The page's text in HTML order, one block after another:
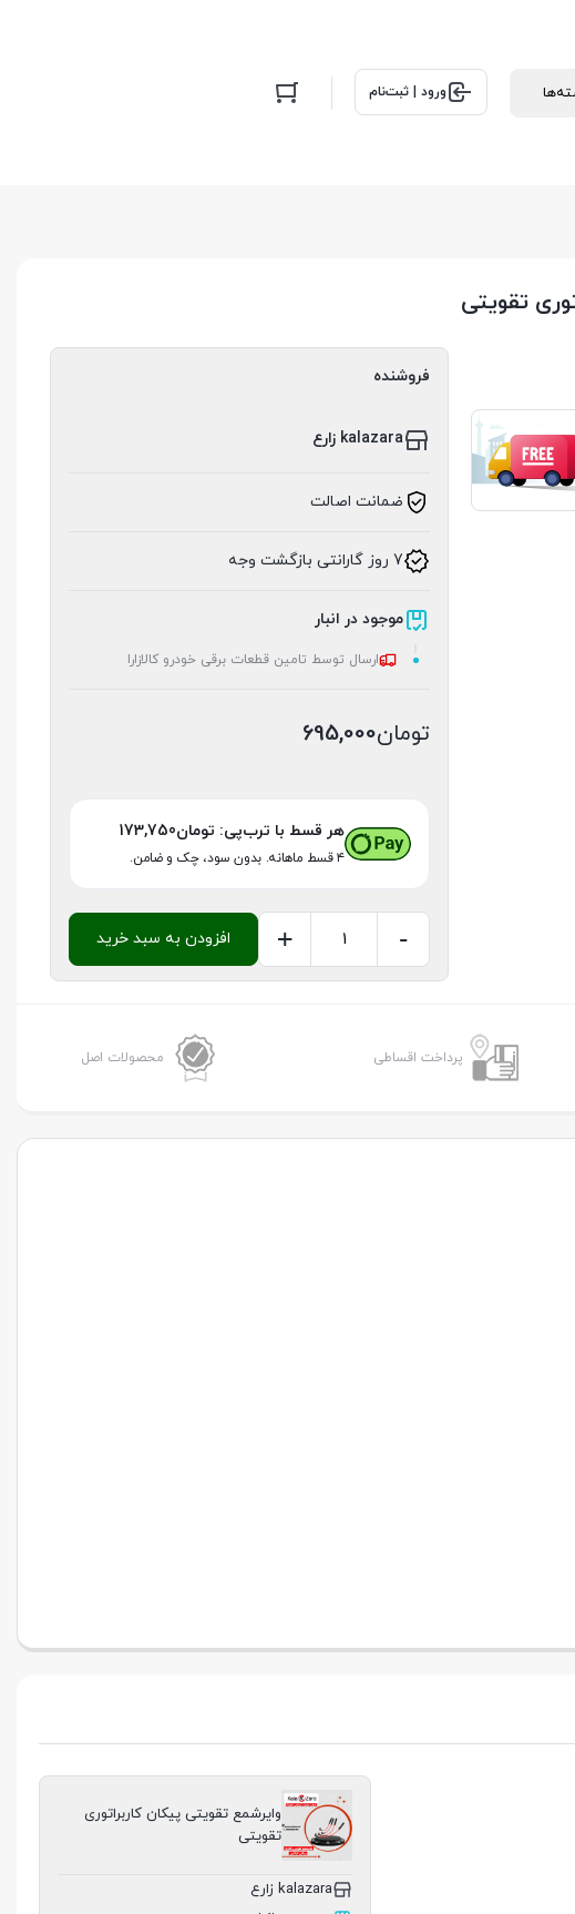
ورود | ثبت‌نام
تقویتی
فروشنده
kalazara زارع
ضمانت اصالت
7 روز گارانتی بازگشت وجه
موجود در انبار
ارسال توسط تامین قطعات برقی خودرو کالازارا
تومان695,000
هر قسط با ترب‌پی: تومان173,750
۴ قسط ماهانه. بدون سود، چک و ضامن.
تقویتی
-
+ افزودن به سبد خرید
پرداخت اقساطی محصولات اصل
وایرشمع تقویتی پیکان کاربراتوری
تقویتی
kalazara زارع